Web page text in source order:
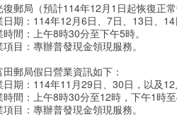
郵局（預計114年12月1日起恢復正
日期：114年12月6日、7日、13日、14
時間：上午8時30分至下午5時。
項目：專辦普發現金領現服務。
郵局假日營業資訊如下：
日期：114年11月29日、30日，以及
時間：上午8時30分至12時，下午1時至
項目：專辦普發現金領現服務。